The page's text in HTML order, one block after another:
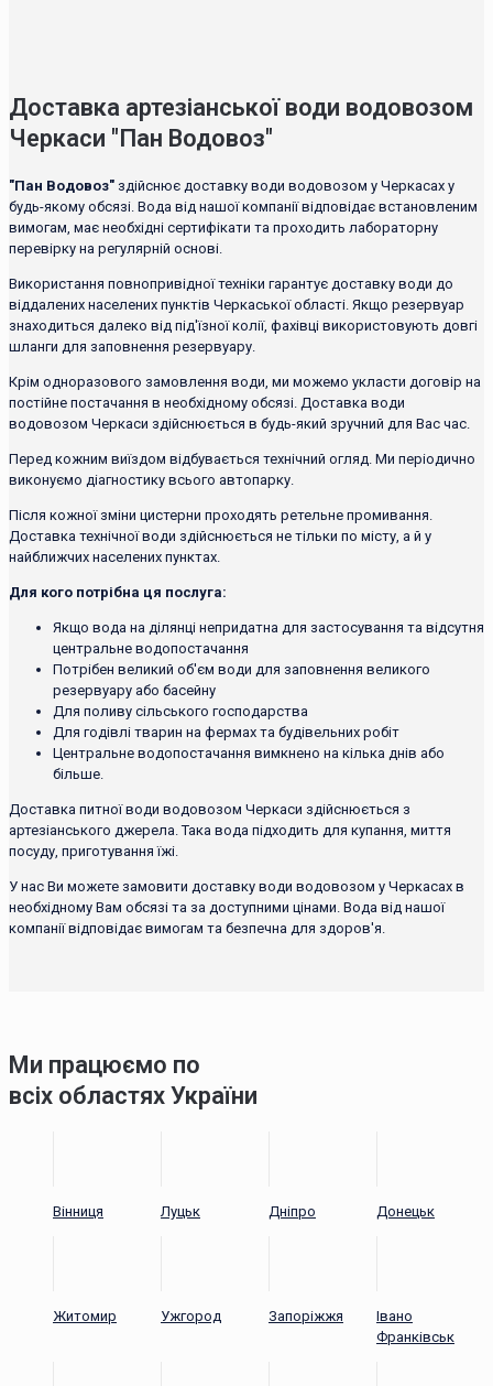
Доставка артезіанської води водовозом
Черкаси "Пан Водовоз"
"Пан Водовоз" здійснює доставку води водовозом у Черкасах у
будь-якому обсязі. Вода від нашої компанії відповідає встановленим
вимогам, має необхідні сертифікати та проходить лабораторну
перевірку на регулярній основі.
Використання повнопривідної техніки гарантує доставку води до
віддалених населених пунктів Черкаської області. Якщо резервуар
знаходиться далеко від під'їзної колії, фахівці використовують довгі
шланги для заповнення резервуару.
Крім одноразового замовлення води, ми можемо укласти договір на
постійне постачання в необхідному обсязі. Доставка води
водовозом Черкаси здійснюється в будь-який зручний для Вас час.
Перед кожним виїздом відбувається технічний огляд. Ми періодично
виконуємо діагностику всього автопарку.
Після кожної зміни цистерни проходять ретельне промивання.
Доставка технічної води здійснюється не тільки по місту, а й у
найближчих населених пунктах.
Для кого потрібна ця послуга:
Якщо вода на ділянці непридатна для застосування та відсутня
центральне водопостачання
Потрібен великий об'єм води для заповнення великого
резервуару або басейну
Для поливу сільського господарства
Для годівлі тварин на фермах та будівельних робіт
Центральне водопостачання вимкнено на кілька днів або
більше.
Доставка питної води водовозом Черкаси здійснюється з
артезіанського джерела. Така вода підходить для купання, миття
посуду, приготування їжі.
У нас Ви можете замовити доставку води водовозом у Черкасах в
необхідному Вам обсязі та за доступними цінами. Вода від нашої
компанії відповідає вимогам та безпечна для здоров'я.
Ми працюємо по
всіх областях України
Вінниця Луцьк Дніпро Донецьк
Житомир Ужгород Запоріжжя
Івано
Франківськ